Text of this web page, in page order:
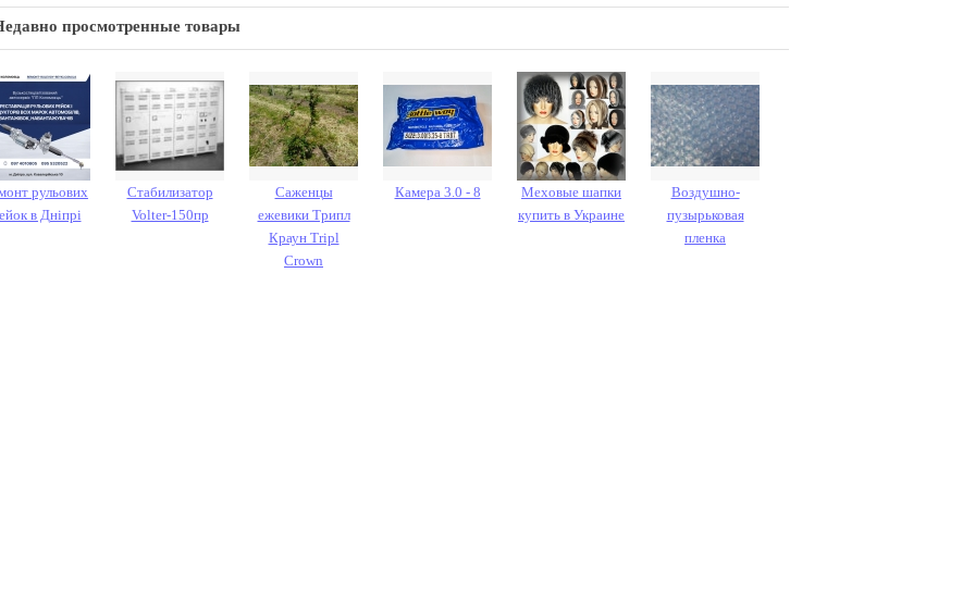
просмотренные товары
рульових
в Дніпрі
Стабилизатор
Volter-150пр
Саженцы
ежевики Трипл
Краун Tripl
Crown
Камера 3.0 - 8
Меховые шапки
купить в Украине
Воздушно-
пузырьковая
пленка